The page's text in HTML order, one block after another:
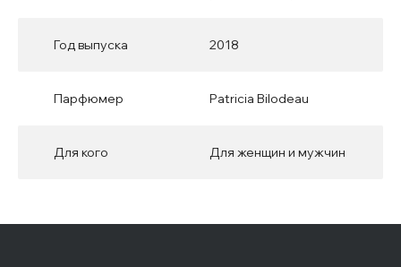
Год выпуска 2018
Парфюмер Patricia Bilodeau
Для кого Для женщин и мужчин